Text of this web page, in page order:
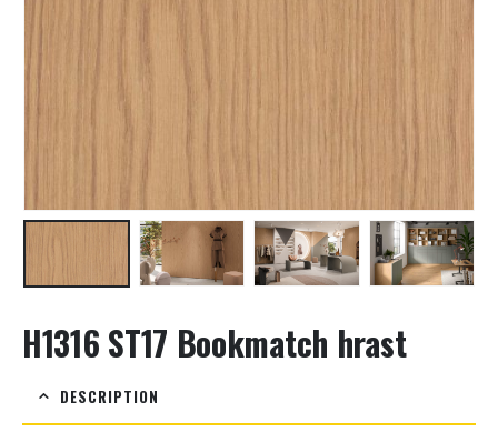
H1316 ST17 Bookmatch hrast
DESCRIPTION